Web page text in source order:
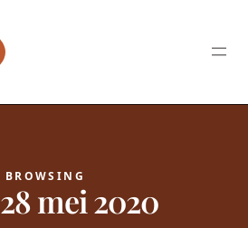
BROWSING
28 mei 2020